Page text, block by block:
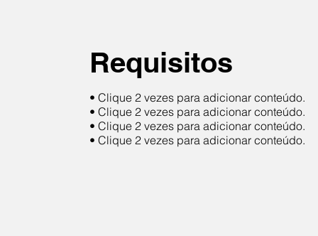
Requisitos
• Clique 2 vezes para adicionar conteúdo.
• Clique 2 vezes para adicionar conteúdo.
• Clique 2 vezes para adicionar conteúdo.
• Clique 2 vezes para adicionar conteúdo.